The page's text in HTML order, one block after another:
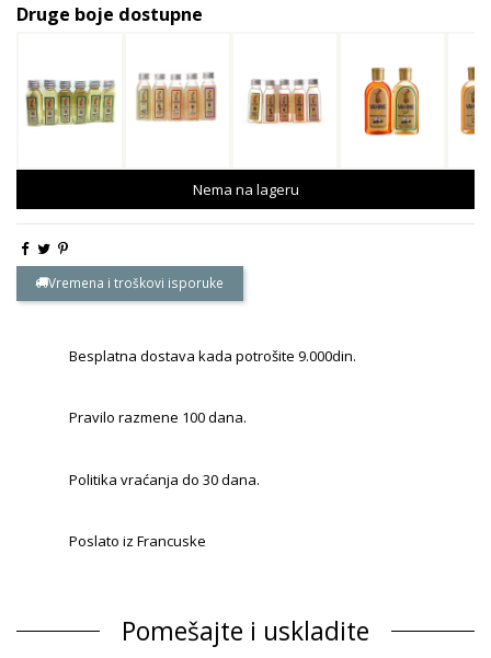
Druge boje dostupne
Nema na lageru
Vremena i troškovi isporuke
Besplatna dostava kada potrošite 9.000din.
Pravilo razmene 100 dana.
Politika vraćanja do 30 dana.
Poslato iz Francuske
Pomešajte i uskladite